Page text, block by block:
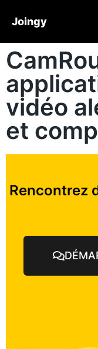
Joingy
vidéo
et
Rencontrez